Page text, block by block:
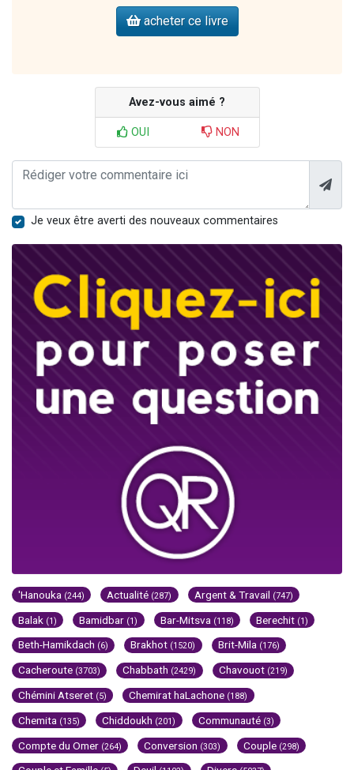
acheter ce livre
Avez-vous aimé ?
OUI NON
Je veux être averti des nouveaux commentaires
'Hanouka (244) Actualité (287) Argent & Travail (747)
Balak (1) Bamidbar (1) Bar-Mitsva (118) Berechit (1)
Beth-Hamikdach (6) Brakhot (1520) Brit-Mila (176)
Cacheroute (3703) Chabbath (2429) Chavouot (219)
Chémini Atseret (5) Chemirat haLachone (188)
Chemita (135) Chiddoukh (201) Communauté (3)
Compte du Omer (264) Conversion (303) Couple (298)